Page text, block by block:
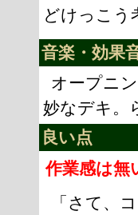
どけっこう
音楽・効果
オープニ
妙なデキ。
良い点
作業感は無
「さて、